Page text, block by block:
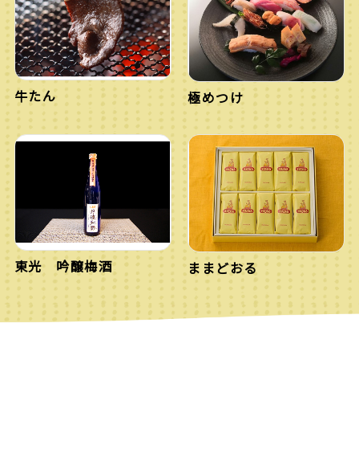
牛たん 極めつけ
東光 吟醸梅酒 ままどおる